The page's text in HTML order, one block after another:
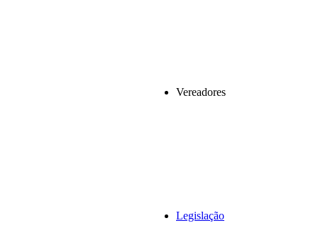
Vereadores
Legislação